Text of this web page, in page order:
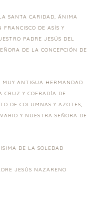
SANTA CARIDAD, ÁNIMA
FRANCISCO DE ASÍS Y
PADRE JESÚS DEL
DE LA CONCEPCIÓN DE
ANTIGUA HERMANDAD
CRUZ Y COFRADÍA DE
DE COLUMNAS Y AZOTES,
Y NUESTRA SEÑORA DE
DE LA SOLEDAD
JESÚS NAZARENO